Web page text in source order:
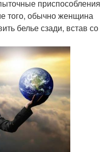
приспособления
того, обычно женщина
белье сзади, встав со